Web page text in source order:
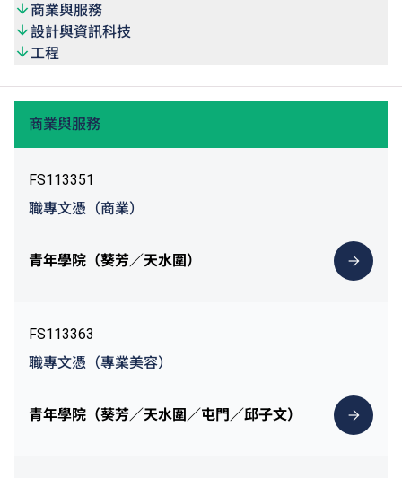
商業與服務
設計與資訊科技
工程
商業與服務
FS113351
職專文憑（商業）
青年學院（葵芳／天水圍）
FS113363
職專文憑（專業美容）
青年學院（葵芳／天水圍／屯門／邱子文）